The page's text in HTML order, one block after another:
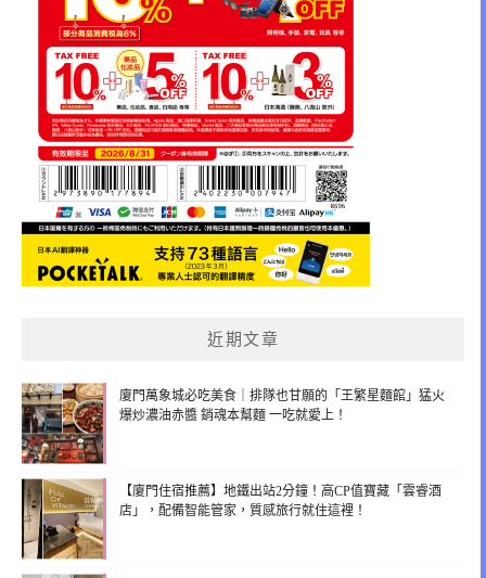
近期文章
廈門萬象城必吃美食｜排隊也甘願的「王繁星麵館」猛火
爆炒濃油赤醬 銷魂本幫麵 一吃就愛上！
【廈門住宿推薦】地鐵出站2分鐘！高CP值寶藏「雲睿酒
店」，配備智能管家，質感旅行就住這裡！